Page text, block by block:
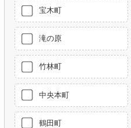
宝木町
滝の原
竹林町
中央本町
鶴田町